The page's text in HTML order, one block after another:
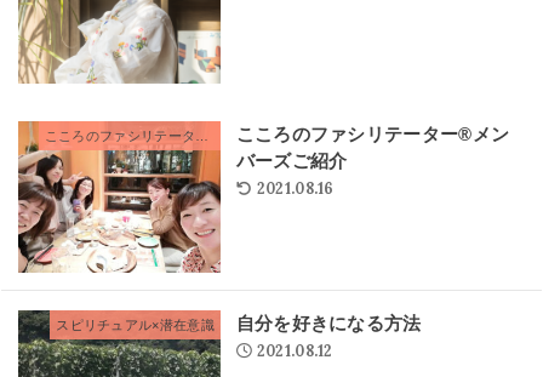
こころのファシリテーター®メン
バーズご紹介
2021.08.16
スピリチュアル×潜在意識
自分を好きになる方法
2021.08.12